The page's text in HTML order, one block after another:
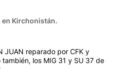
en Kirchonistán.
JUAN reparado por CFK y
los MIG 31 y SU 37 de